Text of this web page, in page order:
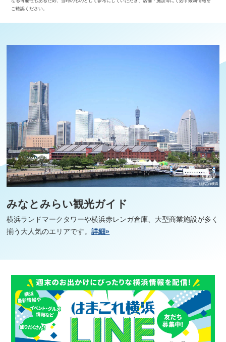
ご確認ください。
みなとみらい観光ガイド
横浜ランドマークタワーや横浜赤レンガ倉庫、大型商業施設が多く
揃う大人気のエリアです。詳細»